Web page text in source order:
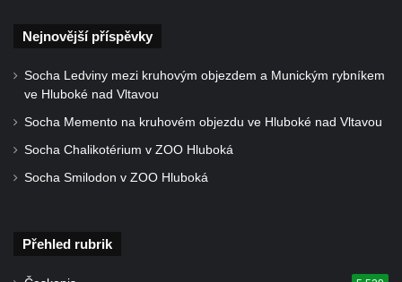
Socha Mladý slon v ZOO Leipzig
Socha Faun s medvíďaty v ZOO Dresden
Nejnovější příspěvky
Socha Ledviny mezi kruhovým objezdem a Munickým rybníkem
ve Hluboké nad Vltavou
Socha Memento na kruhovém objezdu ve Hluboké nad Vltavou
Socha Chalikotérium v ZOO Hluboká
Socha Smilodon v ZOO Hluboká
Přehled rubrik